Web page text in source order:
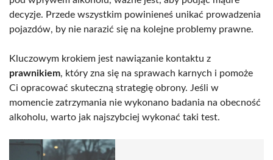
decyzje. Przede wszystkim powinieneś unikać prowadzenia
pojazdów, by nie narazić się na kolejne problemy prawne.
Kluczowym krokiem jest nawiązanie kontaktu z
prawnikiem, który zna się na sprawach karnych i pomoże
Ci opracować skuteczną strategię obrony. Jeśli w
momencie zatrzymania nie wykonano badania na obecność
alkoholu, warto jak najszybciej wykonać taki test.